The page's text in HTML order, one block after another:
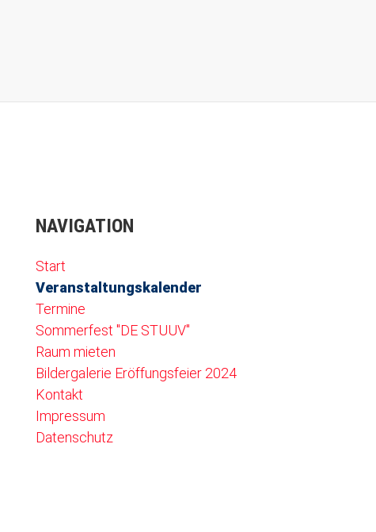
NAVIGATION
Navigation überspringen
Start
Veranstaltungskalender
Termine
Sommerfest "DE STUUV"
Raum mieten
Bildergalerie Eröffungsfeier 2024
Kontakt
Impressum
Datenschutz